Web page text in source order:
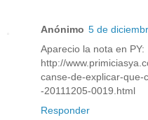
Anónimo 5 de
Aparecio la nota en PY:
http://
canse-de-explicar-que-
-20111205-0019.html
Responder